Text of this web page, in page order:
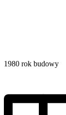
1980 rok budowy